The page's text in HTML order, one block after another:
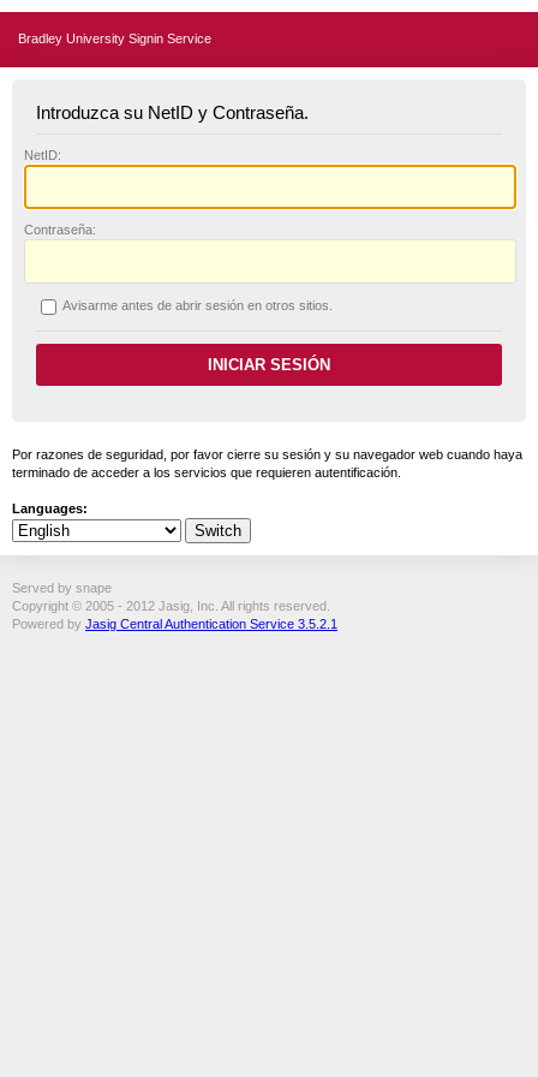
Bradley University Signin Service
Introduzca su NetID y Contraseña.
NetID:
Contraseña:
Avisarme antes de abrir sesión en otros sitios.
Por razones de seguridad, por favor cierre su sesión y su navegador web cuando haya
terminado de acceder a los servicios que requieren autentificación.
Languages:
Served by snape
Copyright © 2005 - 2012 Jasig, Inc. All rights reserved.
Powered by Jasig Central Authentication Service 3.5.2.1